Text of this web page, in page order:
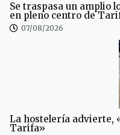
Se traspasa un amplio
en pleno centro de
07/08/2026
La hostelería advierte,
Tarifa»